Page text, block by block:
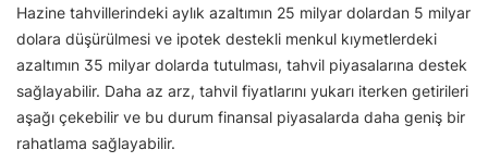
Hazine tahvillerindeki aylık azaltımın 25 milyar dolardan 5 milyar
dolara düşürülmesi ve ipotek destekli menkul kıymetlerdeki
azaltımın 35 milyar dolarda tutulması, tahvil piyasalarına destek
sağlayabilir. Daha az arz, tahvil fiyatlarını yukarı iterken getirileri
aşağı çekebilir ve bu durum finansal piyasalarda daha geniş bir
rahatlama sağlayabilir.